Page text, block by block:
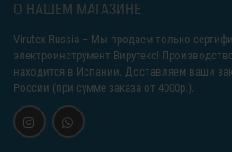
О НАШЕМ МАГАЗИНЕ
Virutex Russia – Мы продаем только
электроинструмент Вирутекс!
находится в Испании. Доставляем ваши
России (при сумме заказа от 4000р.).